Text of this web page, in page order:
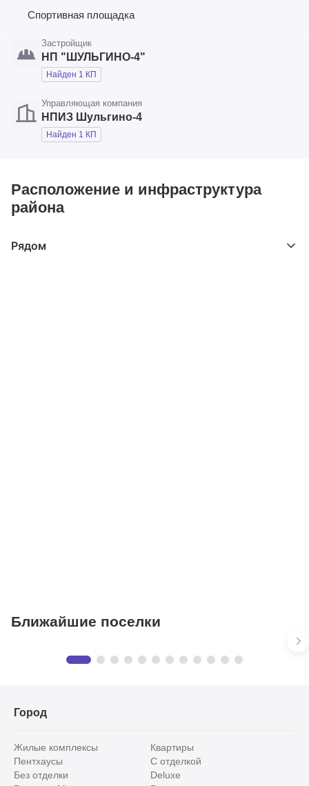
Спортивная площадка
Застройщик
НП "ШУЛЬГИНО-4"
Найден 1 КП
Управляющая компания
НПИЗ Шульгино-4
Найден 1 КП
Расположение и инфраструктура
района
Рядом
Ближайшие поселки
Барвиха Хиллс | Barvikha Hills
Город
Жилые комплексы
Квартиры
Пентхаусы
С отделкой
Без отделки
Deluxe